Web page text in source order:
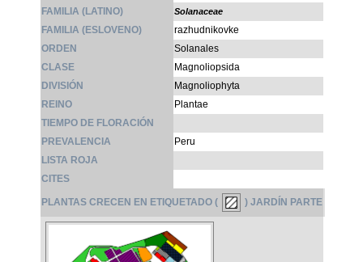
FAMILIA (LATINO) Solanaceae
FAMILIA (ESLOVENO)
razhudnikovke
ORDEN
Solanales
CLASE
Magnoliopsida
DIVISIÓN
Magnoliophyta
REINO
Plantae
TIEMPO DE FLORACIÓN
PREVALENCIA
Peru
LISTA ROJA
CITES
PLANTAS CRECEN EN ETIQUETADO ( ) JARDÍN PARTE